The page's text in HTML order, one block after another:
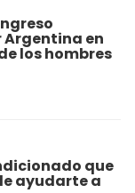
Argentina en
los hombres
que
ayudarte a